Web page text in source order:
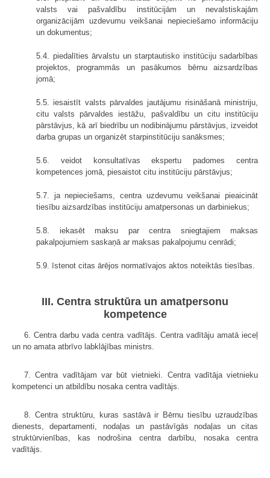
valsts vai pašvaldību institūcijām un nevalstiskajām
organizācijām uzdevumu veikšanai nepieciešamo informāciju
un dokumentus;
5.4. piedalīties ārvalstu un starptautisko institūciju sadarbības
projektos, programmās un pasākumos bērnu aizsardzības
jomā;
5.5. iesaistīt valsts pārvaldes jautājumu risināšanā ministriju,
citu valsts pārvaldes iestāžu, pašvaldību un citu institūciju
pārstāvjus, kā arī biedrību un nodibinājumu pārstāvjus, izveidot
darba grupas un organizēt starpinstitūciju sanāksmes;
5.6. veidot konsultatīvas ekspertu padomes centra
kompetences jomā, piesaistot citu institūciju pārstāvjus;
5.7. ja nepieciešams, centra uzdevumu veikšanai pieaicināt
tiesību aizsardzības institūciju amatpersonas un darbiniekus;
5.8. iekasēt maksu par centra sniegtajiem maksas
pakalpojumiem saskaņā ar maksas pakalpojumu cenrādi;
5.9. īstenot citas ārējos normatīvajos aktos noteiktās tiesības.
III. Centra struktūra un amatpersonu
kompetence
6. Centra darbu vada centra vadītājs. Centra vadītāju amatā ieceļ
un no amata atbrīvo labklājības ministrs.
7. Centra vadītājam var būt vietnieki. Centra vadītāja vietnieku
kompetenci un atbildību nosaka centra vadītājs.
8. Centra struktūru, kuras sastāvā ir Bērnu tiesību uzraudzības
dienests, departamenti, nodaļas un pastāvīgās nodaļas un citas
struktūrvienības, kas nodrošina centra darbību, nosaka centra
vadītājs.